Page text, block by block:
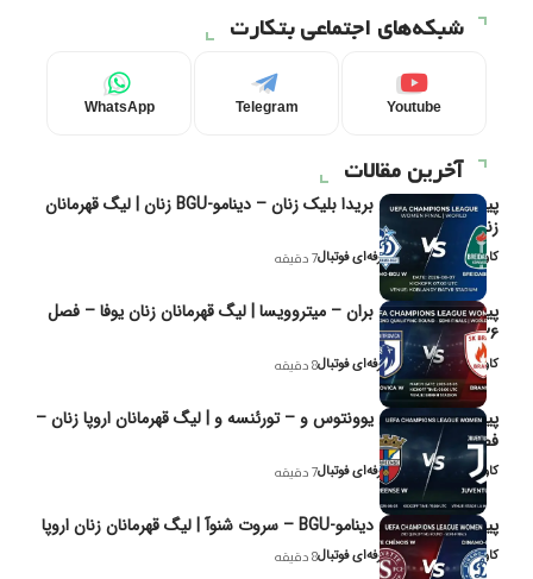
شبکه‌های اجتماعی بتکارت
Youtube
Telegram
WhatsApp
آخرین مقالات
پیش‌بینی و تحلیل بریدا بلیک زنان – دینامو-BGU زنان | لیگ قهرمانان
زنان یوفا
کاوه نیک‌فر، تحلیل‌گر حرفه‌ای فوتبال7 دقیقه
پیش‌بینی و تحلیل بران – میتروویسا | لیگ قهرمانان زنان یوفا – فصل
۲۰۲۶
کاوه نیک‌فر، تحلیل‌گر حرفه‌ای فوتبال8 دقیقه
پیش‌بینی و تحلیل یوونتوس و – تورئنسه و | لیگ قهرمانان اروپا زنان –
فصل ۲۰۲۶
کاوه نیک‌فر، تحلیل‌گر حرفه‌ای فوتبال7 دقیقه
پیش‌بینی و تحلیل دینامو-BGU – سروت شنوآ | لیگ قهرمانان زنان اروپا
کاوه نیک‌فر، تحلیل‌گر حرفه‌ای فوتبال8 دقیقه